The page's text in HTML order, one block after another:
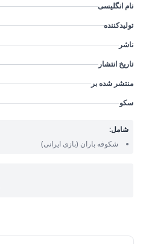
نام انگلیسی
تولیدکننده
ناشر
تاریخ انتشار
منتشر شده بر
سکو
شامل:
شکوفه باران (بازی ایرانی)